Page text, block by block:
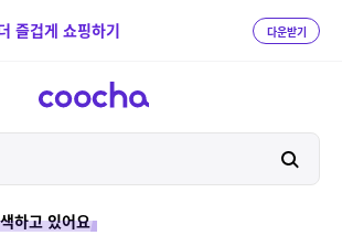
즐겁게 쇼핑하기 다운받기
하고 있어요